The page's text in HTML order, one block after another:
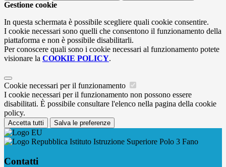
Gestione cookie
In questa schermata è possibile scegliere quali cookie consentire.
I cookie necessari sono quelli che consentono il funzionamento della
piattaforma e non è possibile disabilitarli.
Per conoscere quali sono i cookie necessari al funzionamento potete
visionare la COOKIE POLICY.
Cookie necessari per il funzionamento
I cookie necessari per il funzionamento non possono essere
disabilitati. È possibile consultare l'elenco nella pagina della cookie
policy.
Accetta tutti Salva le preferenze
Istituto Istruzione Superiore Polo 3 Fano
Contatti